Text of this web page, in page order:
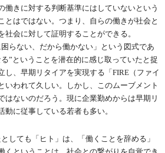
きに対する判断基準にはしていないという
はではない。つまり、自らの働きが社会と
会に対して証明することができる。
らない、だから働かない」という図式であ
”ということを潜在的に感じ取っていたと捉
、早期リタイアを実現する「FIRE（ファイ
われて久しい。しかし、このムーブメント
ないのだろう。現に企業勤めからは早期リ
に従事している若者も多い。
しても「ヒト」は、「働くことを辞める」